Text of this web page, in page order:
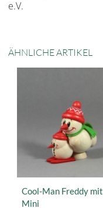
e.V.
ÄHNLICHE ARTIKEL
Cool-Man Freddy mit
Mini